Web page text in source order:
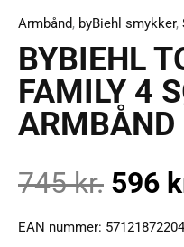
Armbånd, byBiehl smykker,
BYBIEHL
FAMILY 4
745kr. 596
EAN nummer:
BYBIEHL
TOGETHER
FAMILY
4
SØLV
-
2-
2004-